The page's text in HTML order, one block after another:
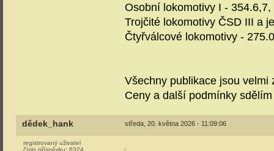
Osobní lokomotivy I -
Trojčité lokomotivy ČSD III a
Čtyřválcové lokomotivy -
Všechny publikace jsou velmi
Ceny a další podmínky
dědek_hank středa, 20. května 2026 - 11:09:06
registrovaný uživatel
číslo příspěvku: 6324